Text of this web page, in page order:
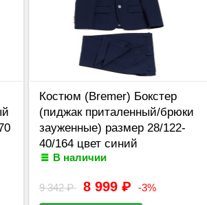
Костюм (Bremer) Бокстер
(пиджак приталенный/брюки
зауженные) размер 28/122-
40/164 цвет синий
В наличии
9 342₽ 8 999 ₽ -3%